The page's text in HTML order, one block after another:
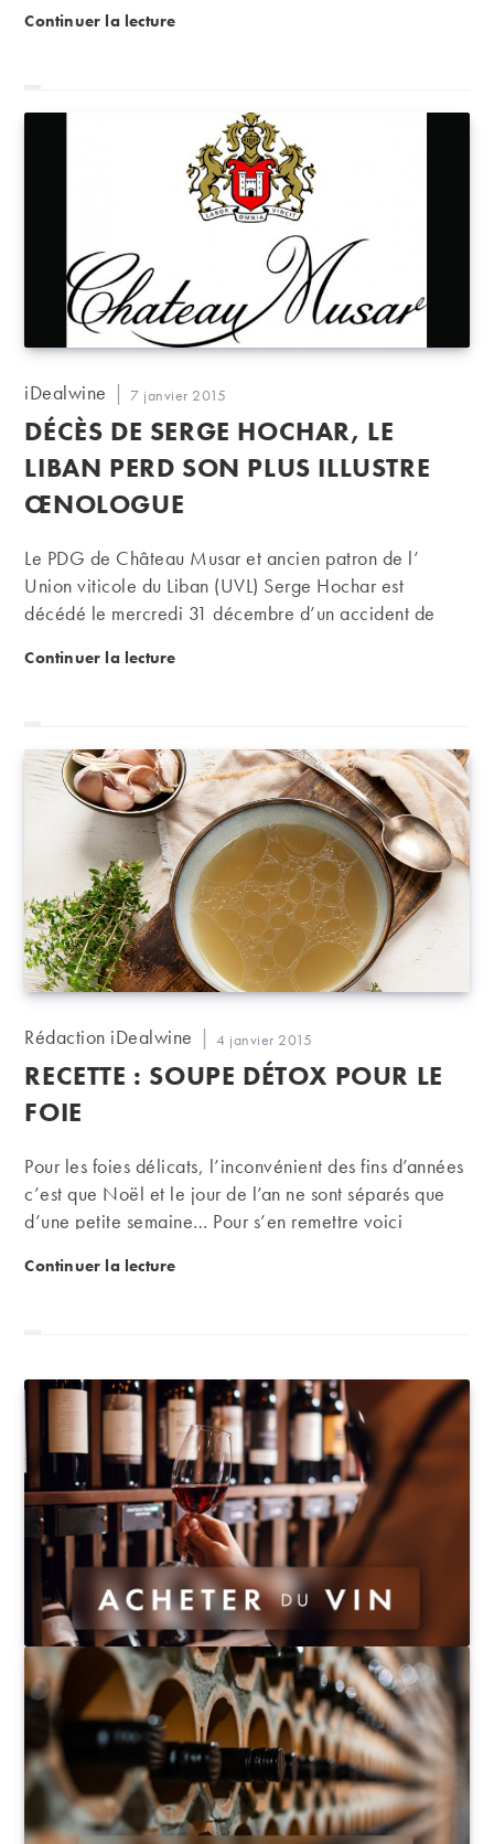
citron. Le tout appelant un blanc bien sec, voire un
Continuer la lectureRecette – Spaghettis à la poutargue
Auteur/autrice
la
publication :
iDealwine
Publication
publiée :
7 janvier 2015
DÉCÈS DE SERGE HOCHAR, LE
LIBAN PERD SON PLUS ILLUSTRE
ŒNOLOGUE
Le PDG de Château Musar et ancien patron de l’
Union viticole du Liban (UVL) Serge Hochar est
décédé le mercredi 31 décembre d’un accident de
Mexique à l’âge de 74 ans.
Continuer la lectureDécès de Serge Hochar, le Liban perd son plus
Auteur/autrice
la
publication :
Rédaction iDealwine
Publication
publiée :
4 janvier 2015
RECETTE : SOUPE DÉTOX POUR LE
FOIE
Pour les foies délicats, l’inconvénient des fins d’années
c’est que Noël et le jour de l’an ne sont séparés que
d’une petite semaine… Pour s’en remettre voici
Continuer la lectureRecette : soupe détox pour le foie